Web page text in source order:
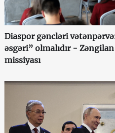
Diaspor gəncləri
əsgəri” olmalıdır -
missiyası